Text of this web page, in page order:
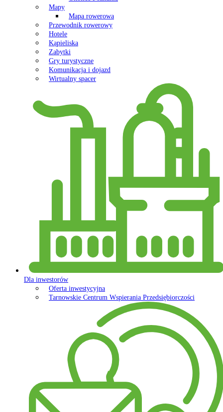
Mapy
Mapa rowerowa
Przewodnik rowerowy
Hotele
Kąpieliska
Zabytki
Gry turystyczne
Komunikacja i dojazd
Wirtualny spacer
Dla inwestorów
Oferta inwestycyjna
Tarnowskie Centrum Wspierania Przedsiębiorczości